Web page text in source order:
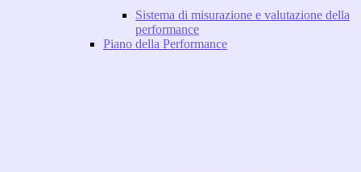
Sistema di misurazione e valutazione della
performance
Piano della Performance